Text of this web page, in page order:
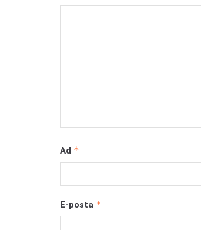
Ad *
E-posta *